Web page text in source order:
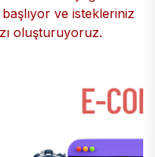
ve istekleriniz
oluşturuyoruz.